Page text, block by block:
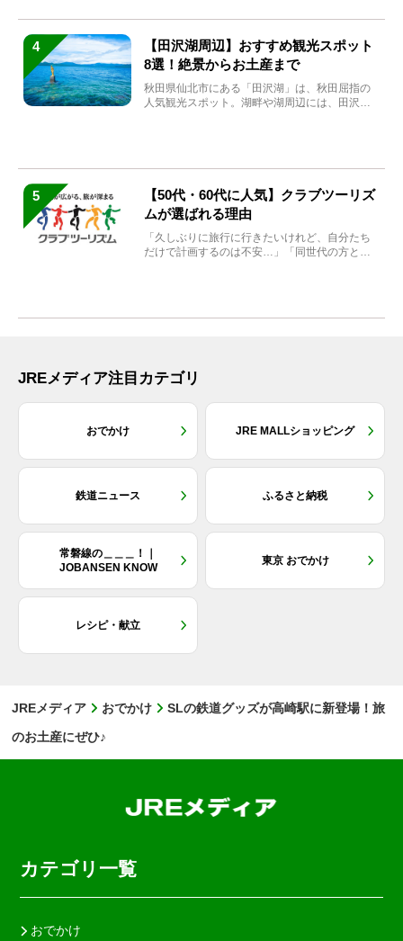
4
【田沢湖周辺】おすすめ観光スポット
8選！絶景からお土産まで
秋田県仙北市にある「田沢湖」は、秋田屈指の
人気観光スポット。湖畔や湖周辺には、田沢湖
5
【50代・60代に人気】クラブツーリズ
ムが選ばれる理由
「久しぶりに旅行に行きたいけれど、自分たち
だけで計画するのは不安…」「同世代の方と気
JREメディア注目カテゴリ
おでかけ JRE MALLショッピング
鉄道ニュース ふるさと納税
常磐線の＿＿＿！｜
JOBANSEN KNOW
東京 おでかけ
レシピ・献立
JREメディア おでかけ
SLの鉄道グッズが高崎駅に新登場！旅
のお土産にぜひ♪
カテゴリ一覧
おでかけ